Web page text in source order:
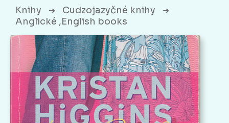
Knihy ➔ Cudzojazyčné knihy ➔
Anglické ,English books